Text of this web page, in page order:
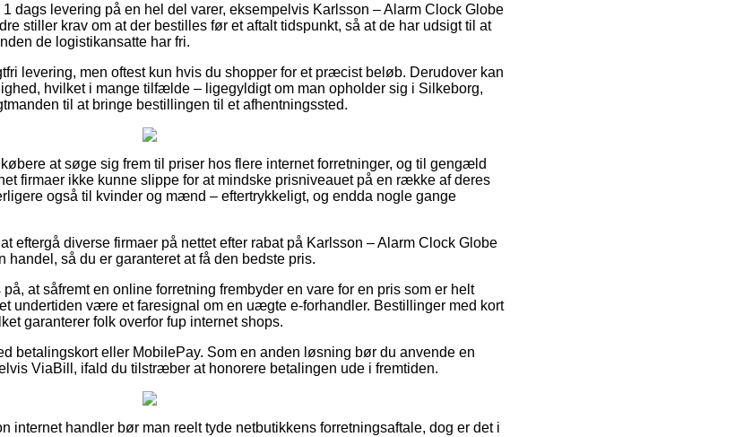
dags levering på en hel del varer, eksempelvis Karlsson – Alarm Clock Globe
stiller krav om at der bestilles før et aftalt tidspunkt, så at de har udsigt til at
de logistikansatte har fri.
levering, men oftest kun hvis du shopper for et præcist beløb. Derudover kan
hvilket i mange tilfælde – ligegyldigt om man opholder sig i Silkeborg,
til at bringe bestillingen til et afhentningssted.
at søge sig frem til priser hos flere internet forretninger, og til gengæld
firmaer ikke kunne slippe for at mindske prisniveauet på en række af deres
også til kvinder og mænd – eftertrykkeligt, og endda nogle gange
eftergå diverse firmaer på nettet efter rabat på Karlsson – Alarm Clock Globe
så du er garanteret at få den bedste pris.
at såfremt en online forretning frembyder en vare for en pris som er helt
undertiden være et faresignal om en uægte e-forhandler. Bestillinger med kort
garanterer folk overfor fup internet shops.
betalingskort eller MobilePay. Som en anden løsning bør du anvende en
ViaBill, ifald du tilstræber at honorere betalingen ude i fremtiden.
internet handler bør man reelt tyde netbutikkens forretningsaftale, dog er det i